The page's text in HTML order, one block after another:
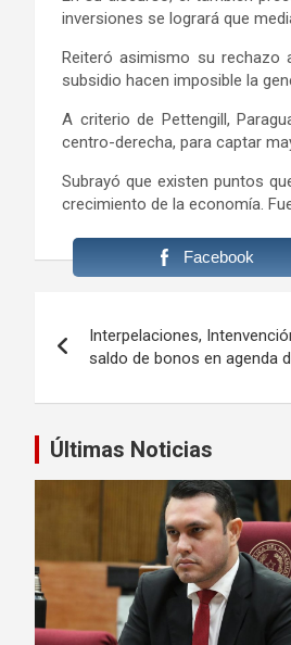
inversiones se logrará que
Reiteró asimismo su rechazo
subsidio hacen imposible la
A criterio de Pettengill,
centro-derecha, para captar
Subrayó que existen puntos
crecimiento de la economía.
Facebook
de
entradas
Interpelaciones,
saldo de bonos en agenda
Últimas Noticias